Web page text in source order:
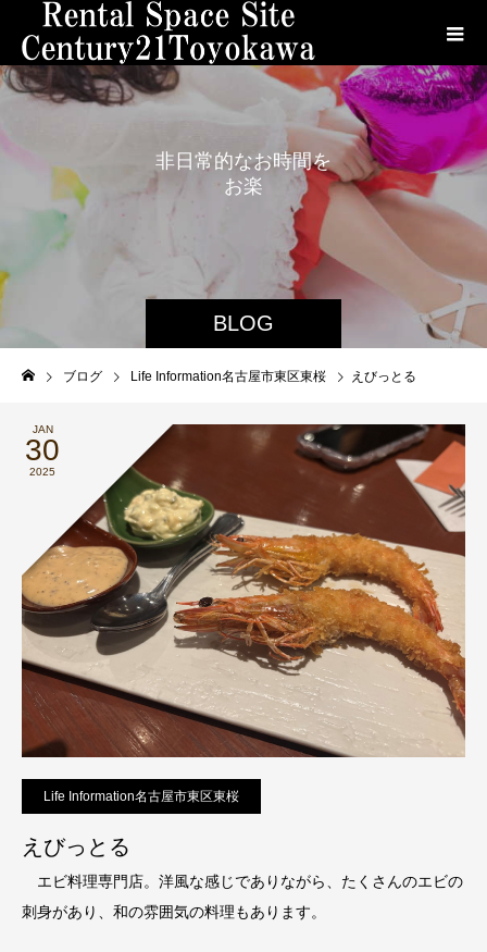
BLOG
非 日 常的なお時間を
お
みくだ さい 。
ブログ Life Information名古屋市東区東桜 えびっとる
JAN
30
2025
Life Information名古屋市東区東桜
えびっとる
エビ料理専門店。洋風な感じでありながら、たくさんのエビの
刺身があり、和の雰囲気の料理もあります。